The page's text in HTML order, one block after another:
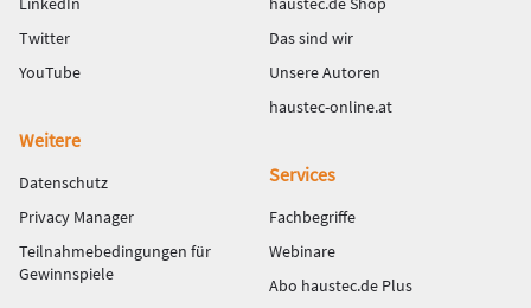
Twitter
YouTube
Das sind wir
Unsere Autoren
haustec-online.at
Weitere
Datenschutz
Privacy Manager
Teilnahmebedingungen für
Gewinnspiele
Services
Fachbegriffe
Webinare
Abo haustec.de Plus